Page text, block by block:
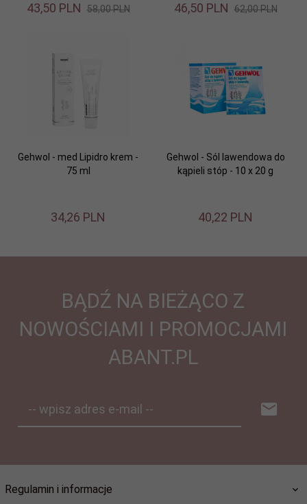
43,50 PLN 58,00 PLN 46,50 PLN 62,00 PLN
Gehwol - med Lipidro krem -
75 ml
34,26 PLN
Gehwol - Sól lawendowa do
kąpieli stóp - 10 x 20 g
40,22 PLN
BĄDŹ NA BIEŻĄCO Z
NOWOŚCIAMI I PROMOCJAMI
ABANT.PL
-- wpisz adres e-mail --
Regulamin i informacje